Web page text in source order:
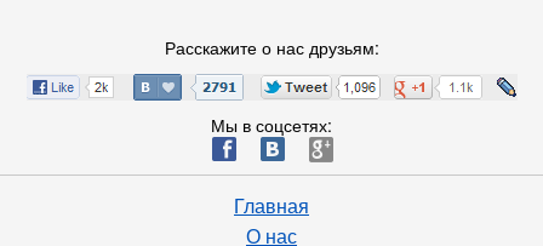
Расскажите о нас друзьям:
Мы в соцсетях:
ä æ è
Главная
О нас